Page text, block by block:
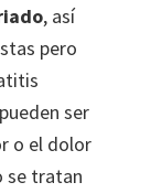
, así
pero
ser
o el dolor
se tratan